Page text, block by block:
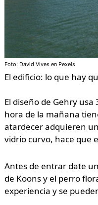
Foto: David Vives en Pexels
El edificio: lo que hay
El diseño de Gehry
hora de la mañana
atardecer adquieren
vidrio curvo, hace que
Antes de entrar date
de Koons y el perro
experiencia y se